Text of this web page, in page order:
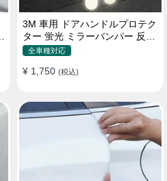
3M 車用 ドアハンドルプロテク
ター 蛍光 ミラーバンパー 反射
ステッカー 保護フィルム
全車種対応
¥ 1,750 (税込)